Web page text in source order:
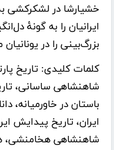
خشیارشا در لشکرکشی به
ایرانیان را به گونۀ
بزرگ‌بینی را در
کلمات کلیدی: تاریخ
شاهنشاهی ساسانی،
ایران، تاریخ پیدایش
شاهنشاهی هخامنشی،